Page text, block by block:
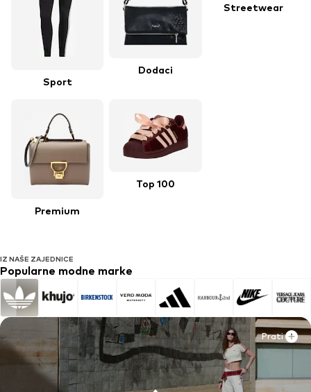
IZ NAŠE ZAJEDNICE
Popularne modne marke
Prati
Prati
Sport
Dodaci
Streetwear
Premium
Top 100